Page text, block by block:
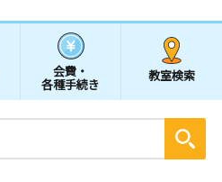
会費・
各種手続き
教室検索